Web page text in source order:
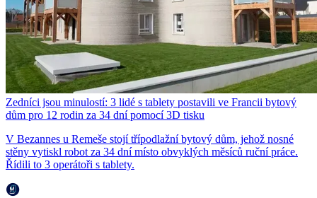
Zedníci jsou minulostí: 3 lidé s tablety postavili ve Francii bytový
dům pro 12 rodin za 34 dní pomocí 3D tisku
V Bezannes u Remeše stojí třípodlažní bytový dům, jehož nosné
stěny vytiskl robot za 34 dní místo obvyklých měsíců ruční práce.
Řídili to 3 operátoři s tablety.